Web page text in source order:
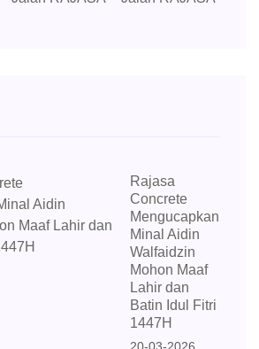
Rajasa
Concrete
Mengucapkan
Minal Aidin
Walfaidzin
Mohon Maaf
Lahir dan
Batin Idul Fitri
1447H